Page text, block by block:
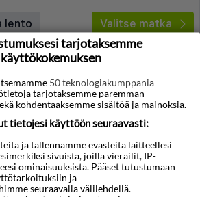
lento Valitse matka
tarjotaksemme
50 teknologiakumppania
tarjotaksemme paremman
kohdentaaksemme sisältöä ja mainoksia.
tietojesi käyttöön seuraavasti:
ja tallennamme evästeitä laitteellesi
sivuista, joilla vierailit, IP-
ominaisuuksista. Pääset tutustumaan
ja
seuraavalla välilehdellä.